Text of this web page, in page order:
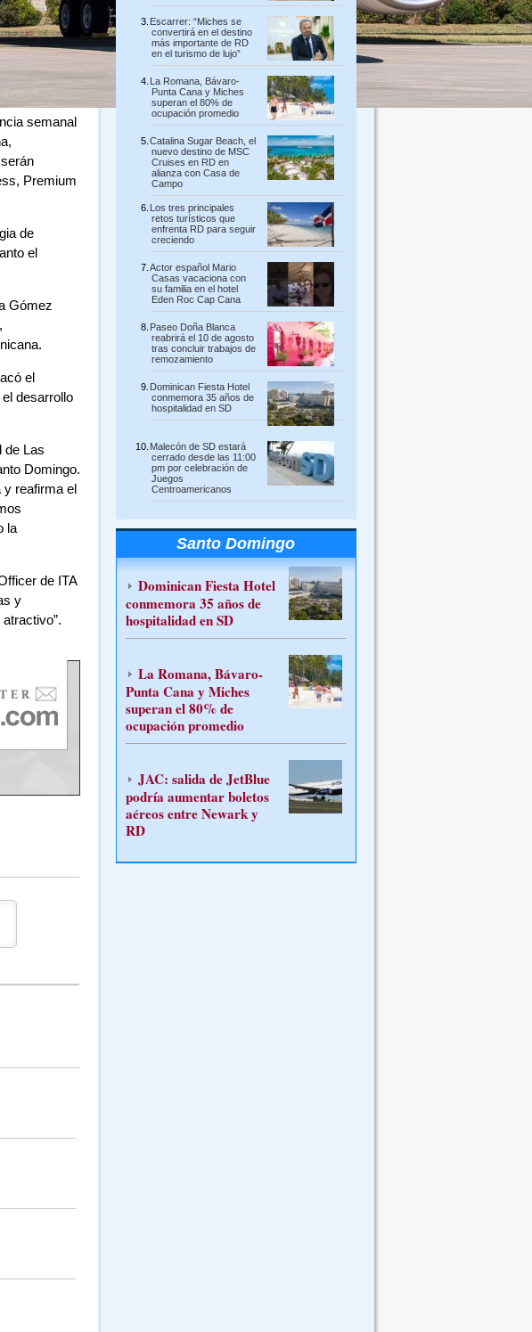
semanal
Premium
de
el
Gómez
el
desarrollo
de Las
Domingo.
y reafirma el
la
de ITA
y
Escarrer: “Miches se
convertirá en el destino
más importante de RD
en el turismo de lujo”
La Romana, Bávaro-
Punta Cana y Miches
superan el 80% de
ocupación promedio
Catalina Sugar Beach, el
nuevo destino de MSC
Cruises en RD en
alianza con Casa de
Campo
Los tres principales
retos turísticos que
enfrenta RD para seguir
creciendo
Actor español Mario
Casas vacaciona con
su familia en el hotel
Eden Roc Cap Cana
Paseo Doña Blanca
reabrirá el 10 de agosto
tras concluir trabajos de
remozamiento
Dominican Fiesta Hotel
conmemora 35 años de
hospitalidad en SD
Malecón de SD estará
cerrado desde las 11:00
pm por celebración de
Juegos
Centroamericanos
Santo Domingo
Dominican Fiesta Hotel
conmemora 35 años de
hospitalidad en SD
La Romana, Bávaro-
Punta Cana y Miches
superan el 80% de
ocupación promedio
JAC: salida de JetBlue
podría aumentar boletos
aéreos entre Newark y
RD